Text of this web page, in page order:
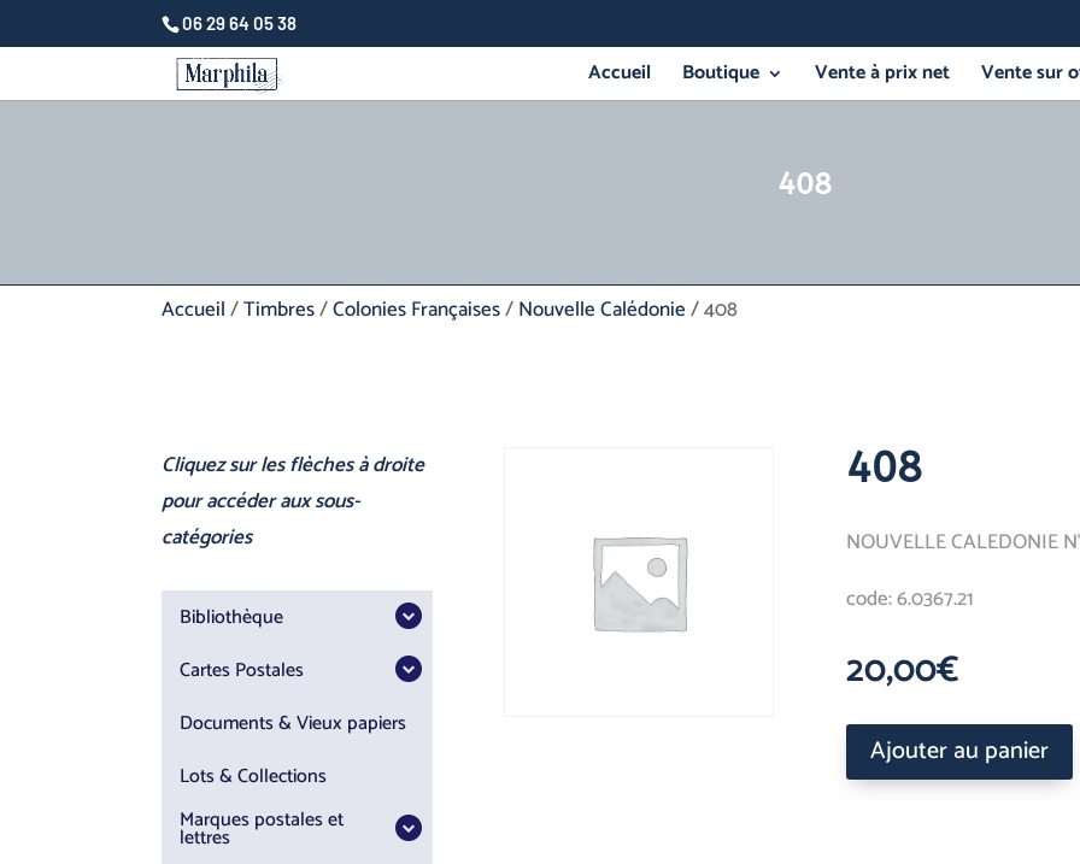
06 29 64 05 38
Accueil Boutique Vente à prix net Vente sur
408
Accueil/Timbres/Colonies Françaises/Nouvelle Calédonie/ 408
Cliquez sur les flèches à droite
pour accéder aux sous-
catégories
Bibliothèque
Cartes Postales
Documents & Vieux papiers
Lots & Collections
Marques postales et
lettres
408
NOUVELLE CALEDONIE
code: 6.0367.21
20,00€
Ajouter au panier